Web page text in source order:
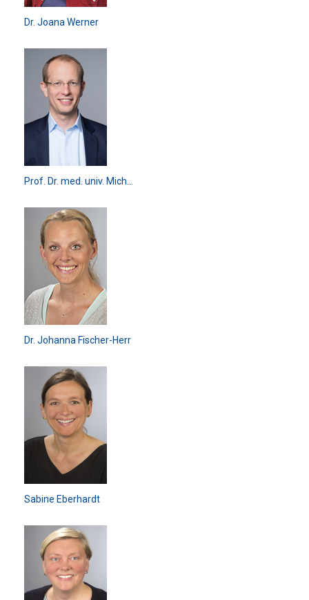
Dr. Joana Werner
Prof. Dr. med. univ. Mich...
Dr. Johanna Fischer-Herr
Sabine Eberhardt